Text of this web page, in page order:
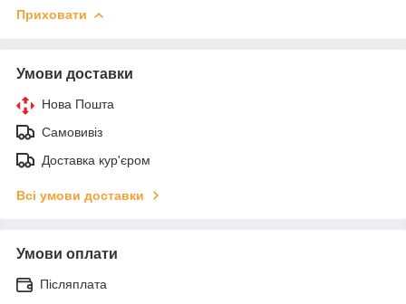
Приховати
Умови доставки
Нова Пошта
Самовивіз
Доставка кур'єром
Всі умови доставки
Умови оплати
Післяплата